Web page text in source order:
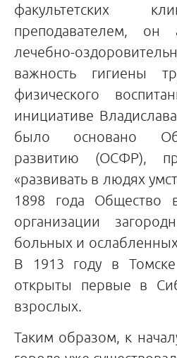
факультетских
преподавателем, он
лечебно-
важность гигиены
физического
инициативе
было основано
развитию (ОСФР),
«развивать в людях
1898 года Общество
организации
больных и
В 1913 году в
открыты первые в
взрослых.
Таким образом, к